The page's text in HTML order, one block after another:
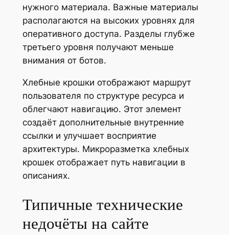
нужного материала. Важные материалы
располагаются на высоких уровнях для
оперативного доступа. Разделы глубже
третьего уровня получают меньше
внимания от ботов.
Хлебные крошки отображают маршрут
пользователя по структуре ресурса и
облегчают навигацию. Этот элемент
создаёт дополнительные внутренние
ссылки и улучшает восприятие
архитектуры. Микроразметка хлебных
крошек отображает путь навигации в
описаниях.
Типичные технические
недочёты на сайте